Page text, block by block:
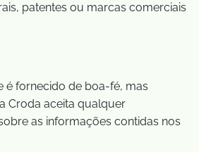
patentes ou marcas comerciais
é fornecido de boa-fé, mas
Croda aceita qualquer
as informações contidas nos